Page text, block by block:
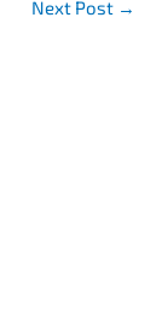
Next Post →